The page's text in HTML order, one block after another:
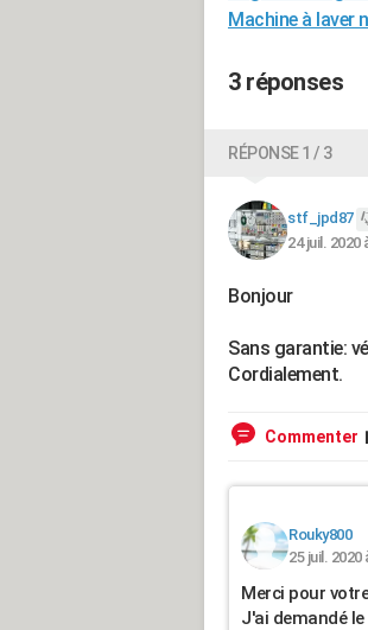
Machine à laver
3 réponses
RÉPONSE 1 / 3
stf_jpd87
24 juil. 2020
Bonjour
Sans garantie:
Cordialement.
Commenter
Rouky800
25 juil. 2020
Merci pour
J'ai demandé